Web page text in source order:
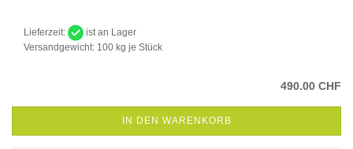
Lieferzeit:
ist an Lager
Versandgewicht: 100 kg je Stück
490.00 CHF
IN DEN WARENKORB